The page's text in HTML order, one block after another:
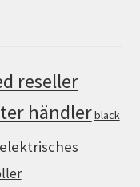
reseller
händlerblack
elektrisches